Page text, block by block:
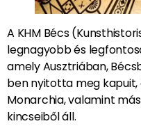
A KHM Bécs
legnagyobb és
amely Ausztriában,
ben nyitotta meg
Monarchia, valamint
kincseiből áll.